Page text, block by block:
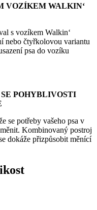
VOZÍKEM WALKIN‘
s vozíkem Walkin‘
nebo čtyřkolovou variantu
psa do vozíku
POHYBLIVOSTI
se potřeby vašeho psa v
Kombinovaný postroj
dokáže přizpůsobit měnící